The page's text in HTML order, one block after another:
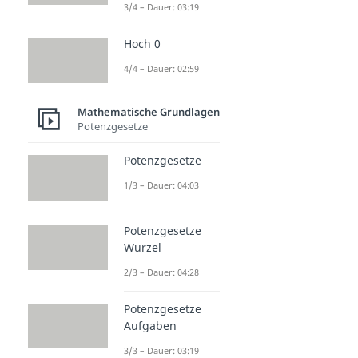
3/4 – Dauer: 03:19
Hoch 0
4/4 – Dauer: 02:59
Mathematische Grundlagen
Potenzgesetze
Potenzgesetze
1/3 – Dauer: 04:03
Potenzgesetze
Wurzel
2/3 – Dauer: 04:28
Potenzgesetze
Aufgaben
3/3 – Dauer: 03:19